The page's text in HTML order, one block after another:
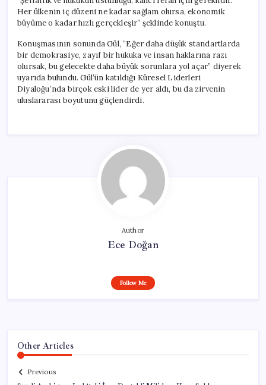
Her ülkenin iç düzeni ne kadar sağlam olursa, ekonomik
büyüme o kadar hızlı gerçekleşir” şeklinde konuştu.
Konuşmasının sonunda Gül, “Eğer daha düşük standartlarda
bir demokrasiye, zayıf bir hukuka ve insan haklarına razı
olursak, bu gelecekte daha büyük sorunlara yol açar” diyerek
uyarıda bulundu. Gül’ün katıldığı Küresel Liderleri
Diyaloğu’nda birçok eski lider de yer aldı, bu da zirvenin
uluslararası boyutunu güçlendirdi.
Author
Ece Doğan
Follow Me
Other Articles
Previous